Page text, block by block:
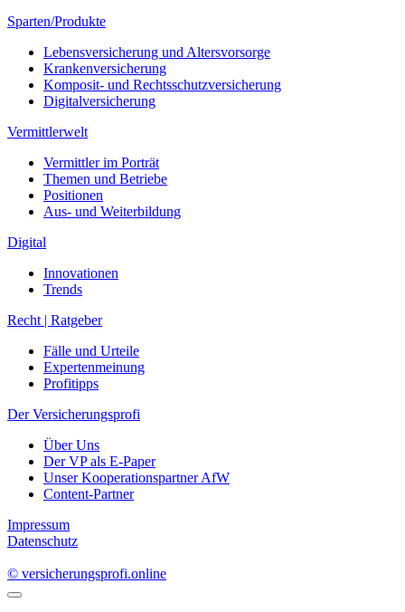
Sparten/Produkte
Lebensversicherung und Altersvorsorge
Krankenversicherung
Komposit- und Rechtsschutzversicherung
Digitalversicherung
Vermittlerwelt
Vermittler im Porträt
Themen und Betriebe
Positionen
Aus- und Weiterbildung
Digital
Innovationen
Trends
Recht | Ratgeber
Fälle und Urteile
Expertenmeinung
Profitipps
Der Versicherungsprofi
Über Uns
Der VP als E-Paper
Unser Kooperationspartner AfW
Content-Partner
Impressum
Datenschutz
© versicherungsprofi.online